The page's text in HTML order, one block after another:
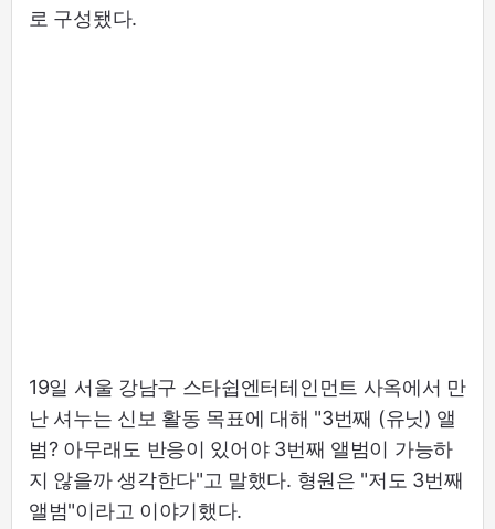
로 구성됐다.
19일 서울 강남구 스타쉽엔터테인먼트 사옥에서 만
난 셔누는 신보 활동 목표에 대해 "3번째 (유닛) 앨
범? 아무래도 반응이 있어야 3번째 앨범이 가능하
지 않을까 생각한다"고 말했다. 형원은 "저도 3번째
앨범"이라고 이야기했다.